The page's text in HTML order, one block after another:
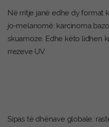
Në rritje janë edhe dy format
jo-melanomë: karcinoma
skuamoze. Edhe këto lidhen
rrezeve UV.
Sipas të dhënave globale,